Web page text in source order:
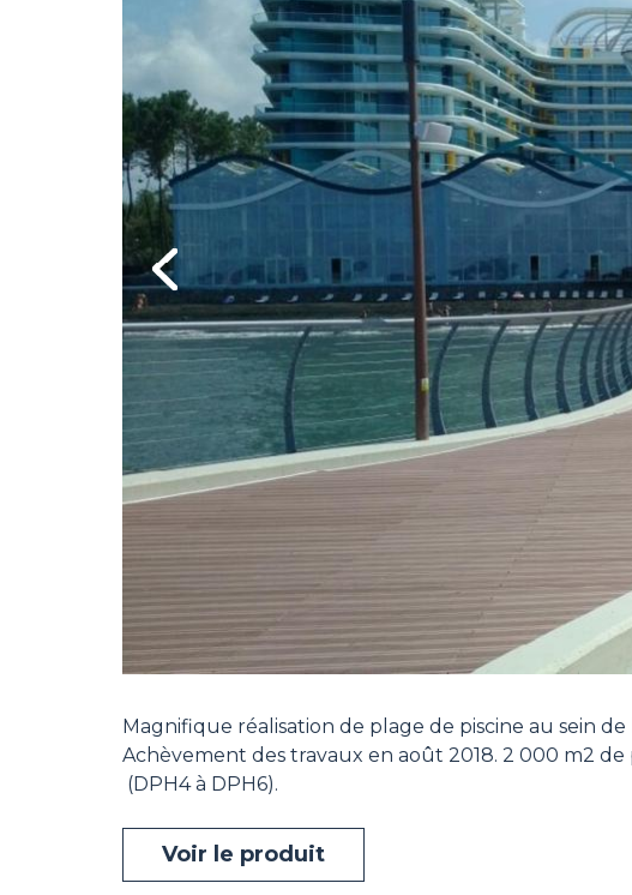
Previous
Magnifique réalisation de plage de piscine au sein de
Achèvement des travaux en août 2018. 2 000 m2 de
(DPH4 à DPH6).
Voir le produit